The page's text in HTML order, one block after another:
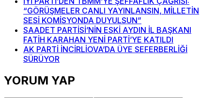
“GÖRÜŞMELER CANLI YAYINLANSIN, MİLLETİN
SESİ KOMİSYONDA DUYULSUN”
SAADET PARTİSİ’NİN ESKİ AYDIN İL BAŞKANI
FATİH KARAHAN YENİ PARTİ’YE KATILDI
AK PARTİ İNCİRLİOVA’DA ÜYE SEFERBERLİĞİ
SÜRÜYOR
YORUM YAP